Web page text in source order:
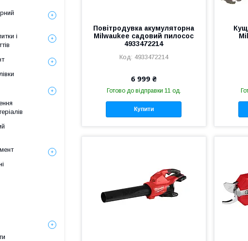
Повітродувка акумуляторна
Milwaukee садовий пилосос
4933472214
4933472214
6 999 ₴
Готово до відправки 11 од.
Купити
і